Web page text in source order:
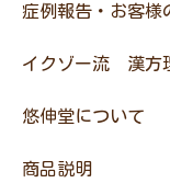
症例報告・お客様
イクゾー流 漢方
悠伸堂について
商品説明